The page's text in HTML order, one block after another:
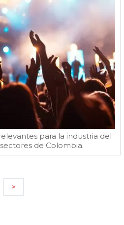
para la industria del
de Colombia.
>